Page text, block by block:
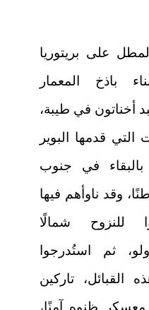
على بريتوريا
باذخ المعمار
أخناتون في طيبة،
قدمها البوير
في جنوب
وقد ناوأهم فيها
للنزوح شمالًا
ثم استُدرجوا
تاركين